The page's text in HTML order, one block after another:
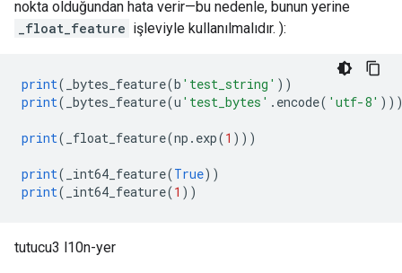
nokta olduğundan hata verir—bu nedenle, bunun yerine
_float_feature işleviyle kullanılmalıdır. ):
print( _bytes_feature(b 'test_string' ))
print( _bytes_feature(u 'test_bytes' . encode( 'utf-8'
print( _float_feature(np . exp(1 )))
print( _int64_feature(True))
print( _int64_feature(1 ))
tutucu3 l10n-yer